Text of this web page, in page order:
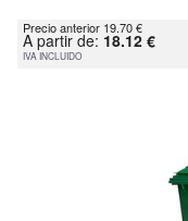
Precio anterior 19.70 €
A partir de: 18.12 €
IVA INCLUIDO